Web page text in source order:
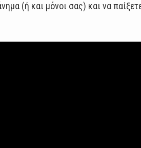
(ή και μόνοι σας) και να